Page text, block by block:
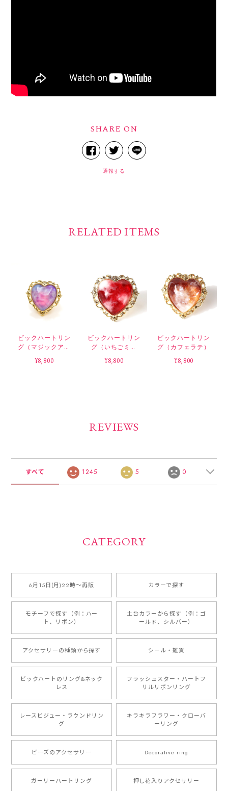
SHARE ON
通報する
RELATED ITEMS
ビックハートリン
グ（マジックアワ
ー）
¥8,800
ビックハートリン
グ（いちごミル
ク）
¥8,800
ビックハートリン
グ（カフェラテ）
¥8,800
REVIEWS
すべて 1245 5 0
CATEGORY
6月15日(月)22時〜再販 カラーで探す
モチーフで探す（例：ハー
ト、リボン）
土台カラーから探す（例：ゴ
ールド、シルバー）
アクセサリーの種類から探す シール・雑貨
ビックハートのリング&ネック
レス
フラッシュスター・ハートフ
リルリボンリング
レースビジュー・ラウンドリン
グ
キラキラフラワー・クローバ
ーリング
ビーズのアクセサリー Decorative ring
ガーリーハートリング 押し花入りアクセサリー